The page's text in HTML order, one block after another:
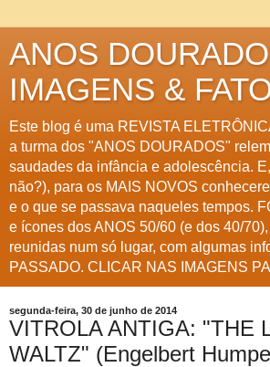
ANOS
IMAGENS &
Este blog é uma REVISTA
a turma dos "ANOS DOURADOS"
saudades da infância e adolescência.
não?), para os MAIS NOVOS
e o que se passava naqueles tempos.
e ícones dos ANOS 50/60 (e dos 40/
reunidas num só lugar, com algumas
PASSADO. CLICAR NAS IMAGENS
segunda-feira, 30 de junho de 2014
VITROLA ANTIGA: "THE
WALTZ" (Engelbert